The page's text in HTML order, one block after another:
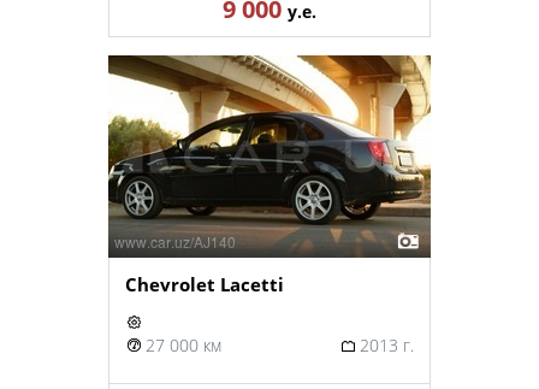
9 000 у.е.
Chevrolet Lacetti
27 000 км 2013 г.